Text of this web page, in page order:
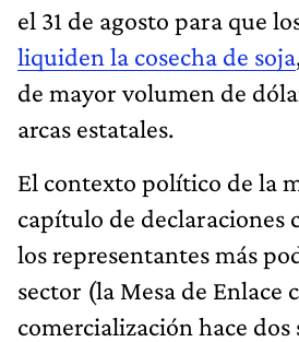
el 31 de agosto para que
liquiden la cosecha de soja
de mayor volumen de
arcas estatales.
El contexto político de la
capítulo de declaraciones
los representantes más
sector (la Mesa de Enlace
comercialización hace dos